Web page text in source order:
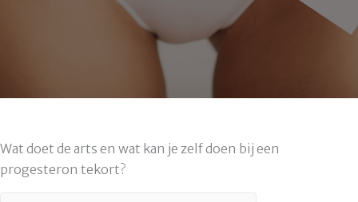
Wat doet de arts en wat kan je zelf doen bij een
progesteron tekort?